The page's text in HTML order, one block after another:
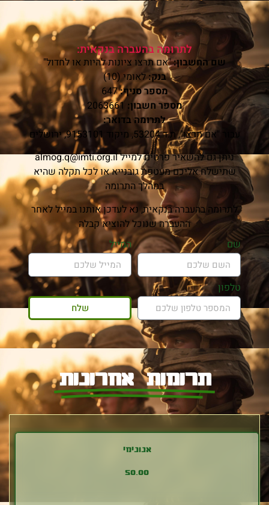
לתרומה בהעברה בנקאית:
שם החשבון:"אם תרצו ציונות להיות או לחדול"
בנק:לאומי (10)
מספר סניף:647
מספר חשבון:
לתרומה בדואר:
עבור "אם תרצו", ת.ד 53204, מיקוד 9153101, ירושלים
ניתן גם להשאיר פרטים למיילalmog.q@imti.org.il
שתישלח אליכם מעטפת גובנייא או לכל תקלה שהיא
במהלך התרומה
לתרומה בהעברה בנקאית, נא לעדכן אותנו במייל לאחר
ההעברה שנוכל להוציא קבלה
שם
המייל
טלפון
שלח
תרומות אחרונות
אנונימי
50.00